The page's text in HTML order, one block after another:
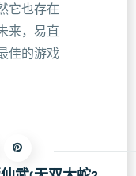
它也存在
来，易直
佳的游戏